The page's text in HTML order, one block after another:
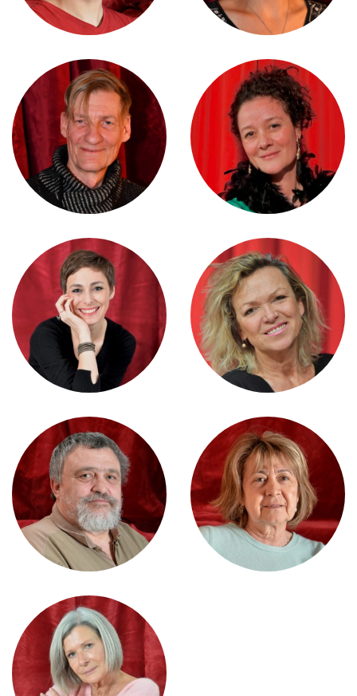
ALEXANDRE GROPPI CRISTINA MARIANI
GÉRALDINE MARTINELLI ISABELLE DE MURALT
JEAN-MARC PYTHOUD JOSETTE RAFFOURNIER
EVELYNE SPAETER